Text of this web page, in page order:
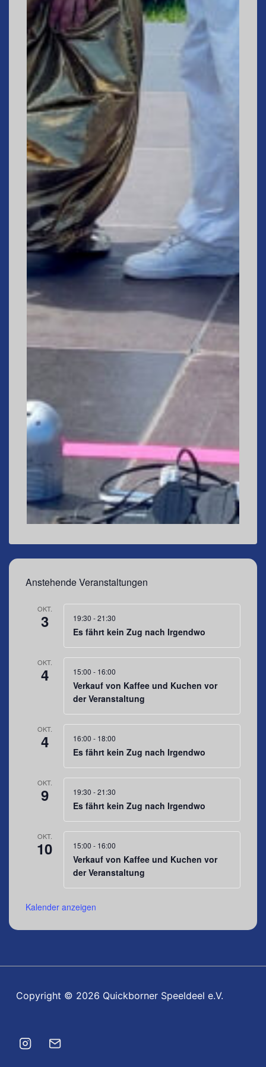
Anstehende Veranstaltungen
OKT.
3 19:30 -21:30
Es fährt kein Zug nach Irgendwo
OKT.
4 15:00 - 16:00
Verkauf von Kaffee und Kuchen vor
der Veranstaltung
OKT.
4 16:00 - 18:00
Es fährt kein Zug nach Irgendwo
OKT.
9 19:30 -21:30
Es fährt kein Zug nach Irgendwo
OKT.
10 15:00 - 16:00
Verkauf von Kaffee und Kuchen vor
der Veranstaltung
Kalender anzeigen
Copyright © 2026 Quickborner Speeldeel e.V.